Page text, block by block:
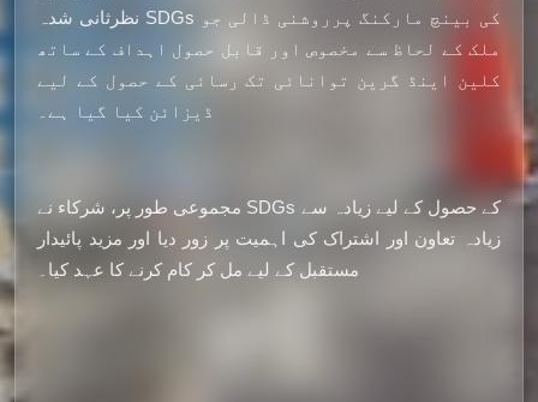
نظرثانی شدہ SDGs کی بینچ مارکنگ پرروشنی ڈالی جو
ملک کے لحاظ سے مخصوص اور قابل حصول اہداف کے ساتھ
کلین اینڈ گرین توانائی تک رسائی کے حصول کے لیے
ڈیزائن کیا گیا ہے۔
مجموعی طور پر، شرکاء نے SDGs کے حصول کے لیے زیادہ سے
زیادہ تعاون اور اشتراک کی اہمیت پر زور دیا اور مزید پائیدار
مستقبل کے لیے مل کر کام کرنے کا عہد کیا۔